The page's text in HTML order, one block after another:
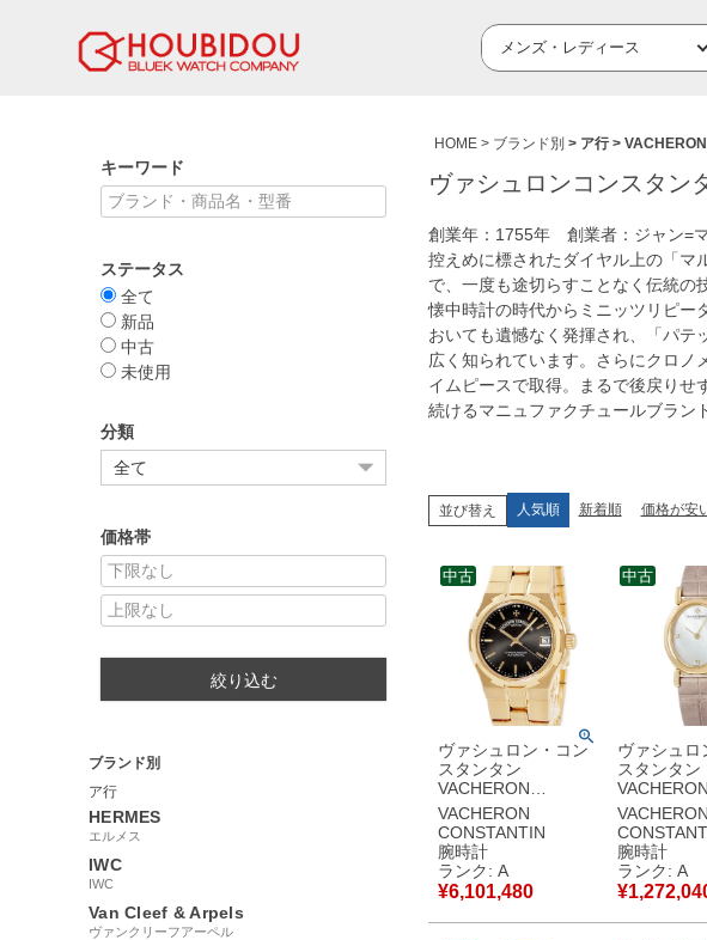
キーワード
ステータス
全て
新品
中古
未使用
分類
価格帯
絞り込む
ブランド別
ア行
HERMES
エルメス
IWC
IWC
Van Cleef & Arpels
ヴァンクリーフアーペル
HOME ブランド別 ア行
ヴァシュロンコンスタ
創業年：1755年 創業者：ジャン=
控えめに標されたダイヤル上の「マ
で、一度も途切らすことなく伝統の
懐中時計の時代からミニッツリピー
おいても遺憾なく発揮され、「パテ
広く知られています。さらにクロノ
イムピースで取得。まるで後戻りせ
続けるマニュファクチュールブラン
並び替え 人気順 新着順 価格が安
ヴァシュロン・コン
スタンタン
VACHERON
CONSTANTIN オー
ヴァーシーズ ミディ
アム 42050/423J
K18YG無垢 デイト
メンズ 腕時計自動巻
き グレー 【中古】中
古美品
VACHERON
CONSTANTIN
腕時計
ランク: A
¥6,101,480
中古
ヴァシュロ
スタンタン
VACHERON
ラン 10040/
7878
ワイト シェ
ル レディー
手巻き ホワ
古】中古美
VACHERON
腕時計
ランク: A
¥
中古